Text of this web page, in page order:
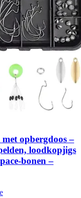
met opbergdoos –
loodkopjigs
bonen –